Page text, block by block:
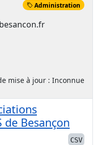
Administration
mise à jour : Inconnue
de Besançon
CSV